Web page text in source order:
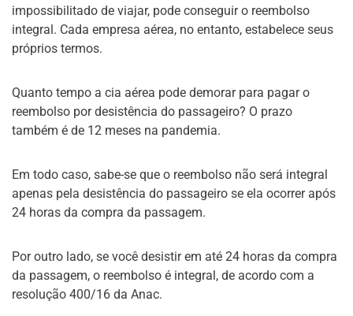
impossibilitado de viajar, pode conseguir o reembolso
integral. Cada empresa aérea, no entanto, estabelece seus
próprios termos.
Quanto tempo a cia aérea pode demorar para pagar o
reembolso por desistência do passageiro? O prazo
também é de 12 meses na pandemia.
Em todo caso, sabe-se que o reembolso não será integral
apenas pela desistência do passageiro se ela ocorrer após
24 horas da compra da passagem.
Por outro lado, se você desistir em até 24 horas da compra
da passagem, o reembolso é integral, de acordo com a
resolução 400/16 da Anac.